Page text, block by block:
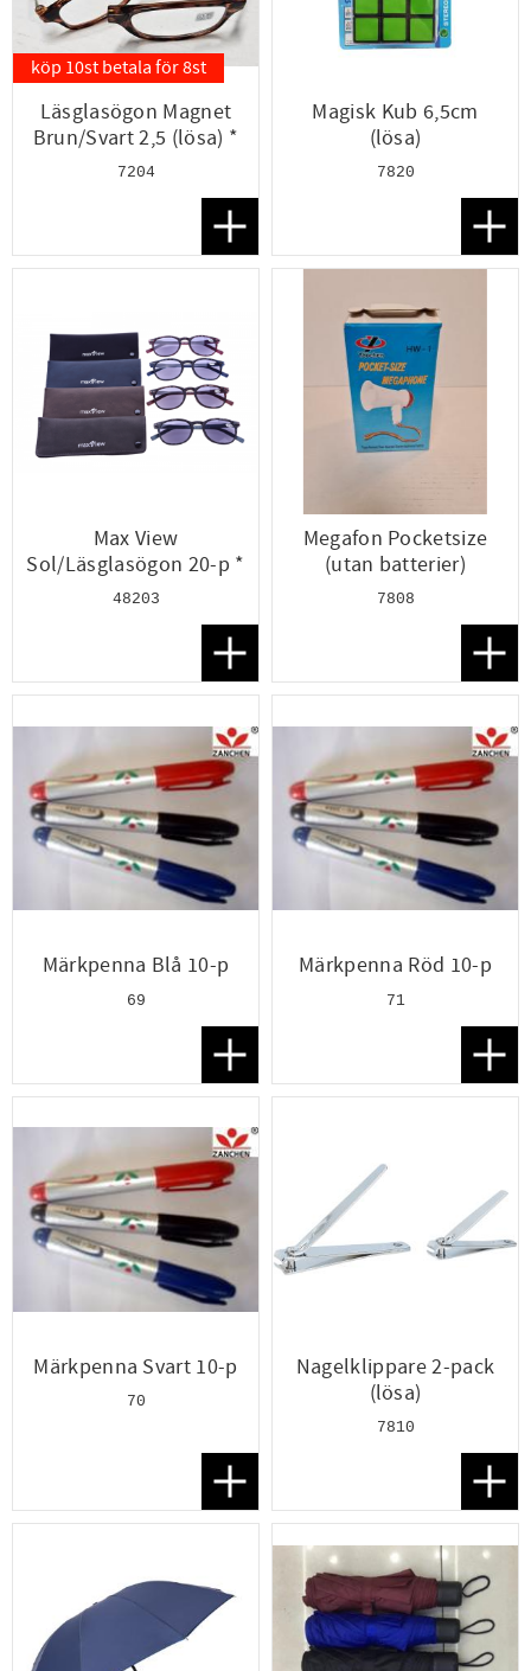
köp 10st betala för 8st
Läsglasögon Magnet
Brun/Svart 2,5 (lösa) *
7204
Lägg till i favoriter
Magisk Kub 6,5cm
(lösa)
7820
Max View
Sol/Läsglasögon 20-p *
48203
Lägg till i favoriter
Megafon Pocketsize
(utan batterier)
7808
Märkpenna Blå 10-p
69
Lägg till i favoriter
Märkpenna Röd 10-p
71
Märkpenna Svart 10-p
70
Lägg till i favoriter
Nagelklippare 2-pack
(lösa)
7810